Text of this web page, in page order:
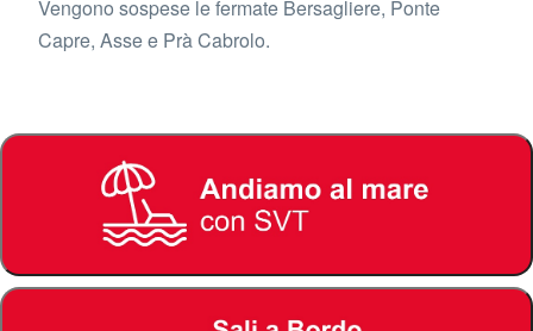
Vengono sospese le fermate Bersagliere, Ponte
Capre, Asse e Prà Cabrolo.